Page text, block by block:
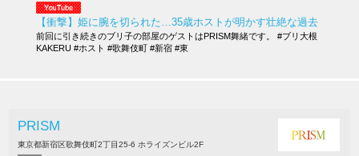
【衝撃】姫に腕を切られた…35歳ホストが明かす壮絶な過去
前回に引き続きのブリ子の部屋のゲストはPRISM舞緒です。 #ブリ大根
KAKERU #ホスト #歌舞伎町 #新宿 #東
PRISM
東京都新宿区歌舞伎町2丁目25-6 ホライズンビル2F